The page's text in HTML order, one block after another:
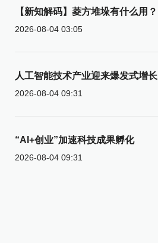
【新知解码】菱方堆垛有什么用？
2026-08-04 03:05
人工智能技术产业迎来爆发式增长
2026-08-04 09:31
“AI+创业”加速科技成果孵化
2026-08-04 09:31